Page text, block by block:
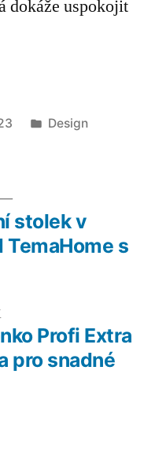
dokáže uspokojit
Publikováno
Design
Předchozí
příspěvek:
Profi Extra
pro snadné
Následující
příspěvek:
stolek v
s